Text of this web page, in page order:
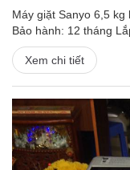
Máy giặt Sanyo 6,5 kg
Bảo hành: 12 tháng
Xem chi tiết